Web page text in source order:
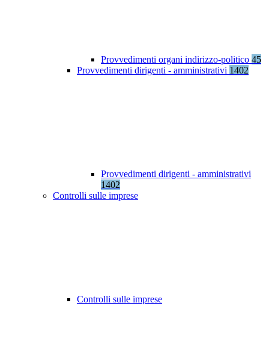
Provvedimenti organi indirizzo-politico 45
Provvedimenti dirigenti - amministrativi 1402
Provvedimenti dirigenti - amministrativi
1402
Controlli sulle imprese
Controlli sulle imprese